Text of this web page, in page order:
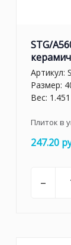
STG/
Артикул:
Размер:
Вес:
Плиток в
247.20
–